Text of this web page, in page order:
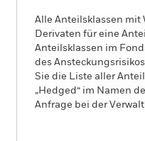
Alle Anteilsklassen mit
Derivaten für eine
Anteilsklassen im
des
Sie die Liste aller
„Hedged“ im Namen
Anfrage bei der